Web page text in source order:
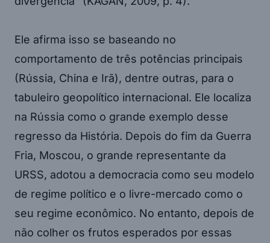
Ele afirma isso se baseando no
comportamento de três potências principais
(Rússia, China e Irã), dentre outras, para o
tabuleiro geopolítico internacional. Ele localiza
na Rússia como o grande exemplo desse
regresso da História. Depois do fim da Guerra
Fria, Moscou, o grande representante da
URSS, adotou a democracia como seu modelo
de regime político e o livre-mercado como o
seu regime econômico. No entanto, depois de
não colher os frutos esperados por essas